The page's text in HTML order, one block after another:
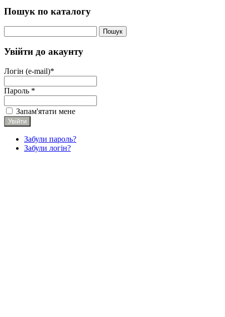
Пошук по каталогу
Увійти до акаунту
Логін (e-mail)*
Пароль *
Запам'ятати мене
Забули пароль?
Забули логін?